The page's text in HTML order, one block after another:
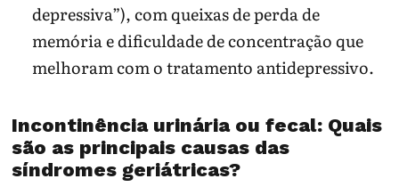
depressiva”), com queixas de perda de
memória e dificuldade de concentração que
melhoram com o tratamento antidepressivo.
Incontinência urinária ou fecal: Quais
são as principais causas das
síndromes geriátricas?